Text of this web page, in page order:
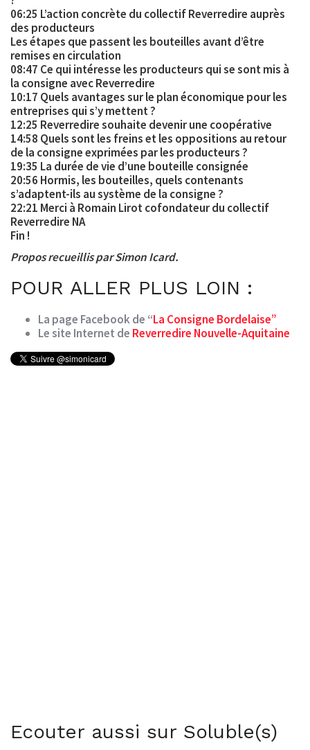
06:25 L’action concrète du collectif Reverredire auprès
des producteurs
Les étapes que passent les bouteilles avant d’être
remises en circulation
08:47 Ce qui intéresse les producteurs qui se sont mis à
la consigne avec Reverredire
10:17 Quels avantages sur le plan économique pour les
entreprises qui s’y mettent ?
12:25 Reverredire souhaite devenir une coopérative
14:58 Quels sont les freins et les oppositions au retour
de la consigne exprimées par les producteurs ?
19:35 La durée de vie d’une bouteille consignée
20:56 Hormis, les bouteilles, quels contenants
s’adaptent-ils au système de la consigne ?
22:21 Merci à Romain Lirot cofondateur du collectif
Reverredire NA
Fin !
Propos recueillis par Simon Icard.
POUR ALLER PLUS LOIN :
La page Facebook de “La Consigne Bordelaise”
Le site Internet de Reverredire Nouvelle-Aquitaine
Ecouter aussi sur Soluble(s)